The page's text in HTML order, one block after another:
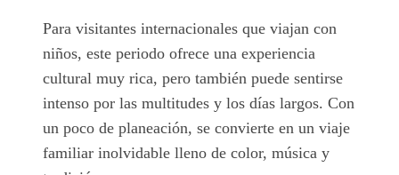
Para visitantes internacionales que viajan con
niños, este periodo ofrece una experiencia
cultural muy rica, pero también puede sentirse
intenso por las multitudes y los días largos. Con
un poco de planeación, se convierte en un viaje
familiar inolvidable lleno de color, música y